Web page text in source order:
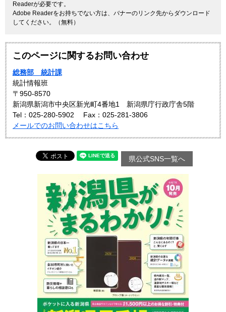
Readerが必要です。
Adobe Readerをお持ちでない方は、バナーのリンク先からダウンロード
してください。（無料）
このページに関するお問い合わせ
総務部 統計課
統計情報班
〒950-8570
新潟県新潟市中央区新光町4番地1 新潟県庁行政庁舎5階
Tel：025-280-5902
Fax：025-281-3806
メールでのお問い合わせはこちら
県公式SNS一覧へ